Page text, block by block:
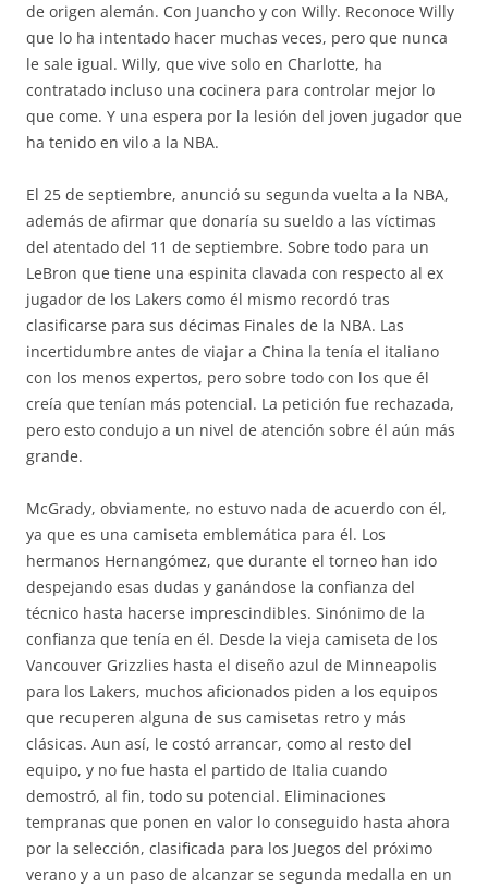
de origen alemán. Con Juancho y con Willy. Reconoce Willy
que lo ha intentado hacer muchas veces, pero que nunca
le sale igual. Willy, que vive solo en Charlotte, ha
contratado incluso una cocinera para controlar mejor lo
que come. Y una espera por la lesión del joven jugador que
ha tenido en vilo a la NBA.
El 25 de septiembre, anunció su segunda vuelta a la NBA,
además de afirmar que donaría su sueldo a las víctimas
del atentado del 11 de septiembre. Sobre todo para un
LeBron que tiene una espinita clavada con respecto al ex
jugador de los Lakers como él mismo recordó tras
clasificarse para sus décimas Finales de la NBA. Las
incertidumbre antes de viajar a China la tenía el italiano
con los menos expertos, pero sobre todo con los que él
creía que tenían más potencial. La petición fue rechazada,
pero esto condujo a un nivel de atención sobre él aún más
grande.
McGrady, obviamente, no estuvo nada de acuerdo con él,
ya que es una camiseta emblemática para él. Los
hermanos Hernangómez, que durante el torneo han ido
despejando esas dudas y ganándose la confianza del
técnico hasta hacerse imprescindibles. Sinónimo de la
confianza que tenía en él. Desde la vieja camiseta de los
Vancouver Grizzlies hasta el diseño azul de Minneapolis
para los Lakers, muchos aficionados piden a los equipos
que recuperen alguna de sus camisetas retro y más
clásicas. Aun así, le costó arrancar, como al resto del
equipo, y no fue hasta el partido de Italia cuando
demostró, al fin, todo su potencial. Eliminaciones
tempranas que ponen en valor lo conseguido hasta ahora
por la selección, clasificada para los Juegos del próximo
verano y a un paso de alcanzar se segunda medalla en un